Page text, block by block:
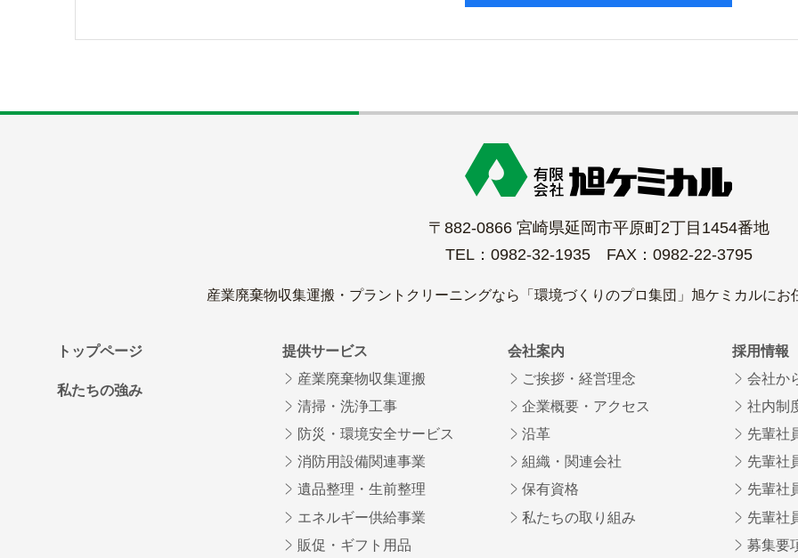
〒882-0866 宮崎県延岡市平原町2丁目1454番地
TEL：0982-32-1935 FAX：0982-22-3795
産業廃棄物収集運搬・プラントクリーニングなら「環境づくりのプロ集団」旭ケミカルにお
トップページ
私たちの強み
提供サービス
産業廃棄物収集運搬
清掃・洗浄工事
防災・環境安全サービス
消防用設備関連事業
遺品整理・生前整理
エネルギー供給事業
販促・ギフト用品
会社案内
ご挨拶・経営理念
企業概要・アクセス
沿革
組織・関連会社
保有資格
私たちの取り組み
採用情報
会社か
社内制
先輩社
先輩社
先輩社
先輩社
募集要